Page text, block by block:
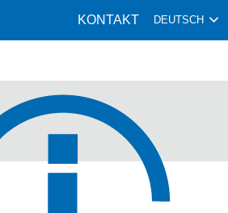
DEUTSCH
KONTAKT